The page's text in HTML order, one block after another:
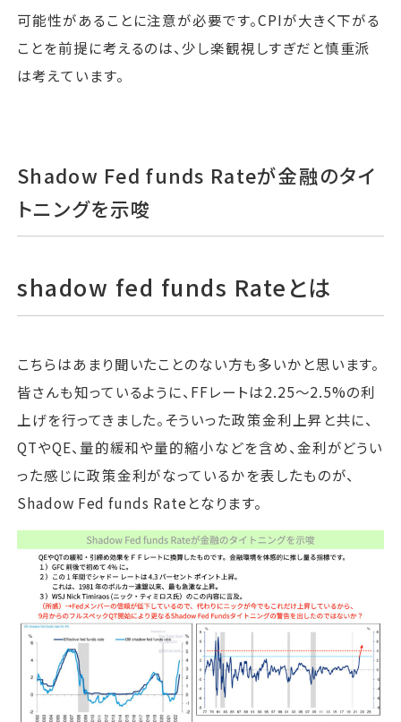
可能性があることに注意が必要です。CPIが大きく下がる
ことを前提に考えるのは、少し楽観視しすぎだと慎重派
は考えています。
Shadow Fed funds Rateが金融のタイ
トニングを示唆
shadow fed funds Rateとは
こちらはあまり聞いたことのない方も多いかと思います。
皆さんも知っているように、FFレートは2.25～2.5%の利
上げを行ってきました。そういった政策金利上昇と共に、
QTやQE、量的緩和や量的縮小などを含め、金利がどうい
った感じに政策金利がなっているかを表したものが、
Shadow Fed funds Rateとなります。